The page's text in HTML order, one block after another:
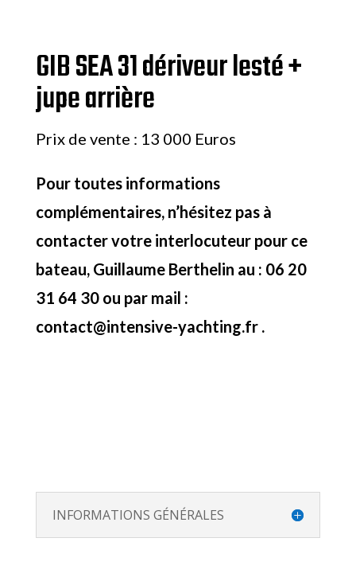
GIB SEA 31 dériveur lesté +
jupe arrière
Prix de vente : 13 000 Euros
Pour toutes informations
complémentaires, n’hésitez pas à
contacter votre interlocuteur pour ce
bateau, Guillaume Berthelin au : 06 20
31 64 30 ou par mail :
contact@intensive-yachting.fr .
INFORMATIONS GÉNÉRALES